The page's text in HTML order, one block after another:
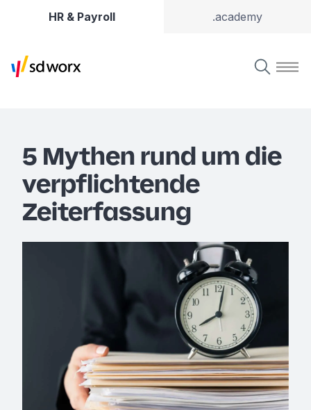
HR & Payroll .academy
5 Mythen rund um die
verpflichtende
Zeiterfassung